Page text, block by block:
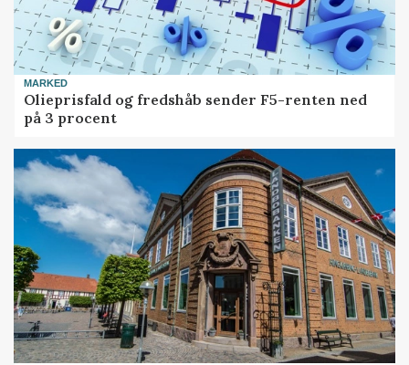
MARKED
Olieprisfald og fredshåb sender F5-renten ned
på 3 procent